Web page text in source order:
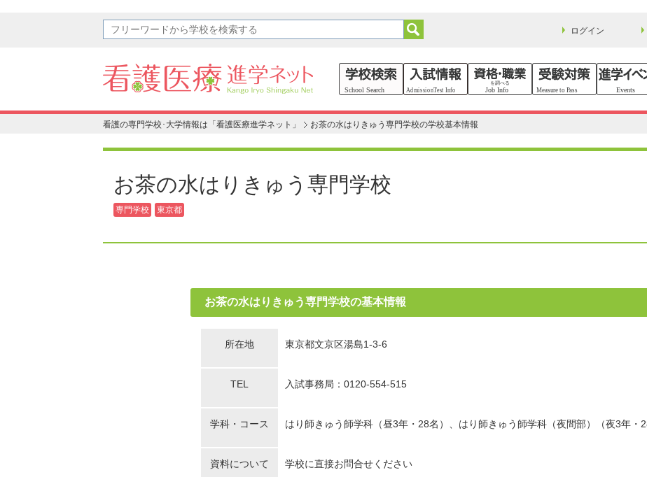
ログイン
看護の専門学校･大学情報は「看護医療進学ネット」 お茶の水はりきゅう専門学校の学校基本情報
お茶の水はりきゅう専門学校
専門学校 東京都
お茶の水はりきゅう専門学校の基本情報
所在地 東京都文京区湯島1-3-6
TEL 入試事務局：0120-554-515
学科・コース はり師きゅう師学科（昼3年・28名）、はり師きゅう師学科（夜間部）（夜3年・
資料について 学校に直接お問合せください